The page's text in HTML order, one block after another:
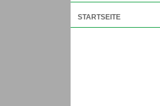
STARTSEITE